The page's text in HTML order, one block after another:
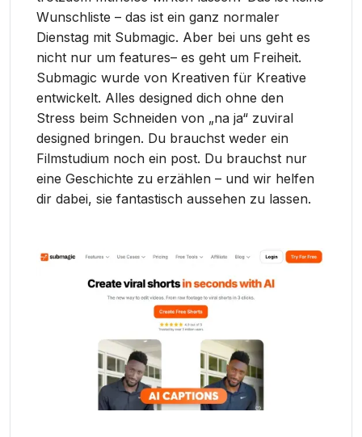
Wunschliste – das ist ein ganz normaler
Dienstag mit Submagic. Aber bei uns geht es
nicht nur um features– es geht um Freiheit.
Submagic wurde von Kreativen für Kreative
entwickelt. Alles designed dich ohne den
Stress beim Schneiden von „na ja“ zuviral
designed bringen. Du brauchst weder ein
Filmstudium noch ein post. Du brauchst nur
eine Geschichte zu erzählen – und wir helfen
dir dabei, sie fantastisch aussehen zu lassen.